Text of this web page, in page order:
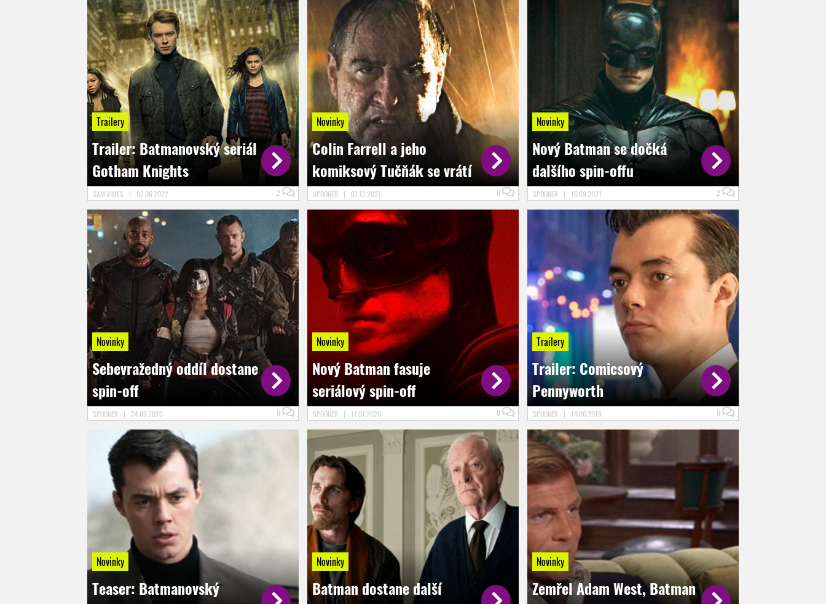
Trailery
Trailer: Batmanovský seriál
Gotham Knights
SAM.VIMES | 02.06.2022 2
Novinky
Colin Farrell a jeho
komiksový Tučňák se vrátí
SPOONER | 07.12.2021 0
Novinky
Nový Batman se dočká
dalšího spin-offu
SPOONER | 16.09.2021 2
Novinky
Sebevražedný oddíl dostane
spin-off
SPOONER | 24.09.2020 0
Novinky
Nový Batman fasuje
seriálový spin-off
SPOONER | 11.07.2020 0
Trailery
Trailer: Comicsový
Pennyworth
SPOONER | 14.06.2019 0
Novinky
Teaser: Batmanovský
Novinky
Batman dostane další
Novinky
Zemřel Adam West, Batman